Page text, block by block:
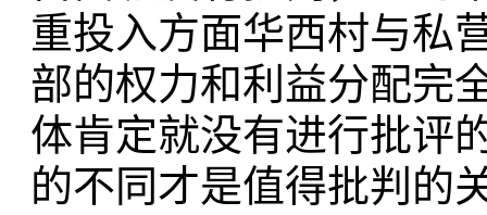
重投入方面华西村与私
部的权力和利益分配完
体肯定就没有进行批评
的不同才是值得批判的